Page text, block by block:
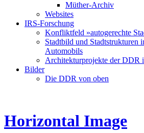
Müther-Archiv
Websites
IRS-Forschung
Konfliktfeld »autogerechte
Stadtbild und Stadtstrukturen
Automobils
Architekturprojekte der DDR
Bilder
Die DDR von oben
Horizontal Image